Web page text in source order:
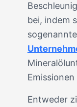
bei, indem
sogenannte
Entweder